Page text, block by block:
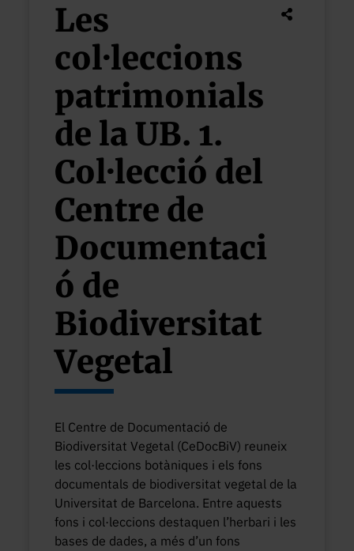
Les
col·leccions
patrimonials
de la UB. 1.
Col·lecció del
Centre de
Documentaci
ó de
Biodiversitat
Vegetal
El Centre de Documentació de
Biodiversitat Vegetal (CeDocBiV) reuneix
les col·leccions botàniques i els fons
documentals de biodiversitat vegetal de la
Universitat de Barcelona. Entre aquests
fons i col·leccions destaquen l’herbari i les
bases de dades, a més d’un fons